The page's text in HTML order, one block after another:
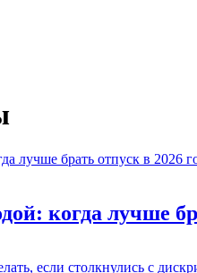
когда лучше